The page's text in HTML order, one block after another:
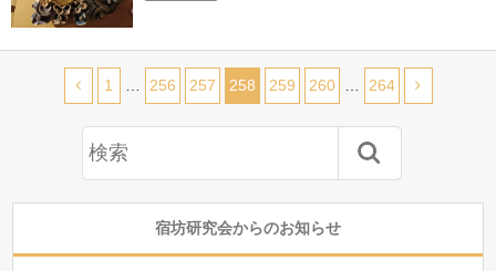
1 256 257 258 259 260 264
宿坊研究会からのお知らせ